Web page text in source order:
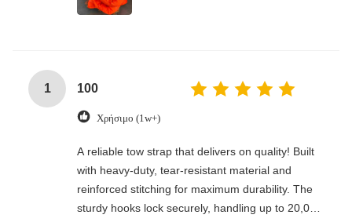
1 100
Χρήσιμο (1w+)
A reliable tow strap that delivers on quality! Built
with heavy-duty, tear-resistant material and
reinforced stitching for maximum durability. The
sturdy hooks lock securely, handling up to 20,000